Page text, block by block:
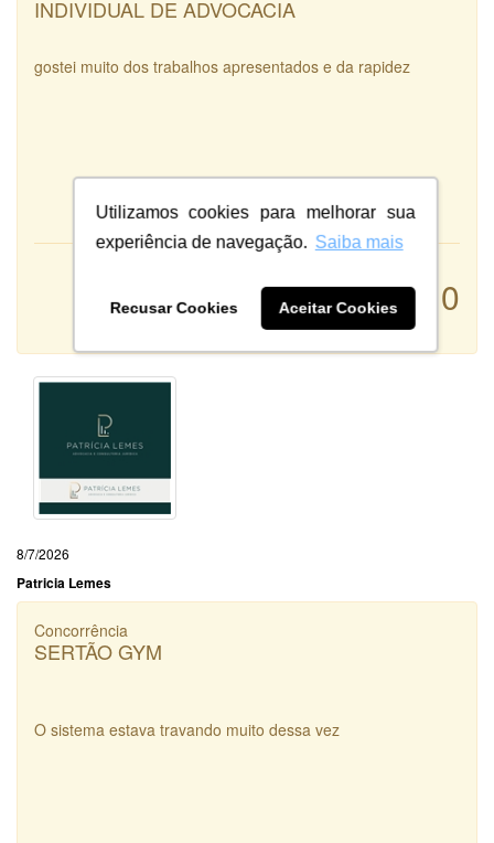
Utilizamos cookies para melhorar sua
experiência de navegação. Saiba mais
Recusar Cookies Aceitar Cookies
INDIVIDUAL DE ADVOCACIA
gostei muito dos trabalhos apresentados e da rapidez
10
Qualidade:
8/7/2026
Patricia Lemes
Concorrência
SERTÃO GYM
O sistema estava travando muito dessa vez